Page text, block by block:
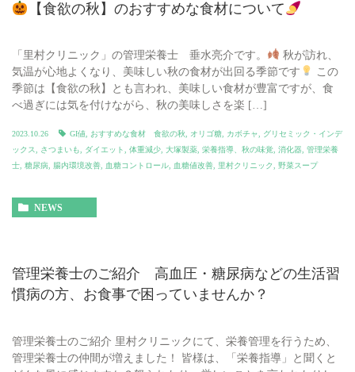
【食欲の秋】のおすすめな食材について
「里村クリニック」の管理栄養士 垂水亮介です。
秋が訪れ、
気温が心地よくなり、美味しい秋の食材が出回る季節です
この
季節は【食欲の秋】とも言われ、美味しい食材が豊富ですが、食
べ過ぎには気を付けながら、秋の美味しさを楽 […]
2023.10.26 GI値 おすすめな食材 食欲の秋 オリゴ糖 カボチャ
グリセミック・インデ
ックス
さつまいも ダイエット 体重減少 大塚製薬 栄養指導、秋の味覚 消化器 管理栄養
士 糖尿病 腸内環境改善 血糖コントロール 血糖値改善 里村クリニック 野菜スープ
NEWS
管理栄養士のご紹介 高血圧・糖尿病などの生活習
慣病の方、お食事で困っていませんか？
管理栄養士のご紹介 里村クリニックにて、栄養管理を行うため、
管理栄養士の仲間が増えました！ 皆様は、「栄養指導」と聞くと